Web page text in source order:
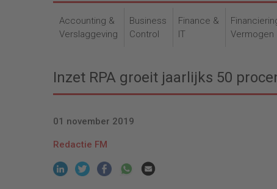
Accounting &
Verslaggeving
Business
Control
Finance &
IT
Vermogen
Inzet RPA groeit jaarlijks 50
01 november 2019
Redactie FM